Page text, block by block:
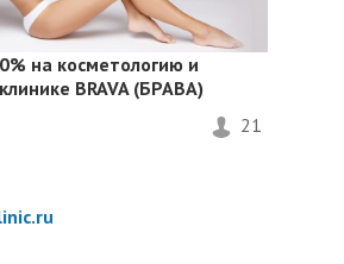
на косметологию и
BRAVA (БРАВА)
21